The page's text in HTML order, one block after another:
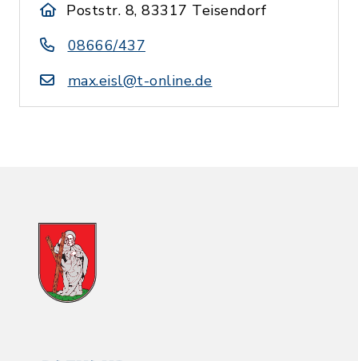
Poststr. 8, 83317 Teisendorf
08666/437
max.eisl@t-online.de